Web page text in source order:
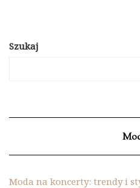
Szukaj
Moda na koncerty: trendy i